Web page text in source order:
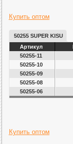
Купить оптом
50255 SUPER KISU
Артикул
50255-11
50255-10
50255-09
50255-08
50255-06
Купить оптом